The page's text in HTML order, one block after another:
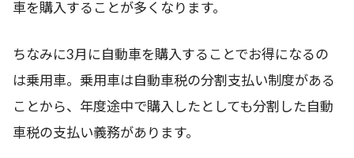
車を購入することが多くなります。
ちなみに3月に自動車を購入することでお得になるの
は乗用車。乗用車は自動車税の分割支払い制度がある
ことから、年度途中で購入したとしても分割した自動
車税の支払い義務があります。